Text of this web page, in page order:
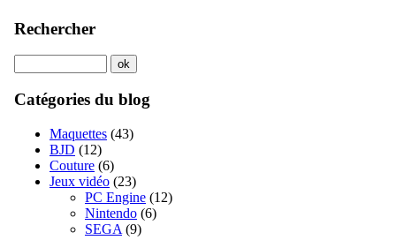
Rechercher
Catégories du blog
Maquettes (43)
BJD (12)
Couture (6)
Jeux vidéo (23)
PC Engine (12)
Nintendo (6)
SEGA (9)